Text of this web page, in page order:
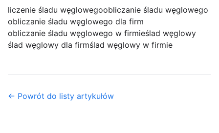
liczenie śladu węglowegoobliczanie śladu węglowego
obliczanie śladu węglowego dla firm
obliczanie śladu węglowego w firmieślad węglowy
ślad węglowy dla firmślad węglowy w firmie
← Powrót do listy artykułów